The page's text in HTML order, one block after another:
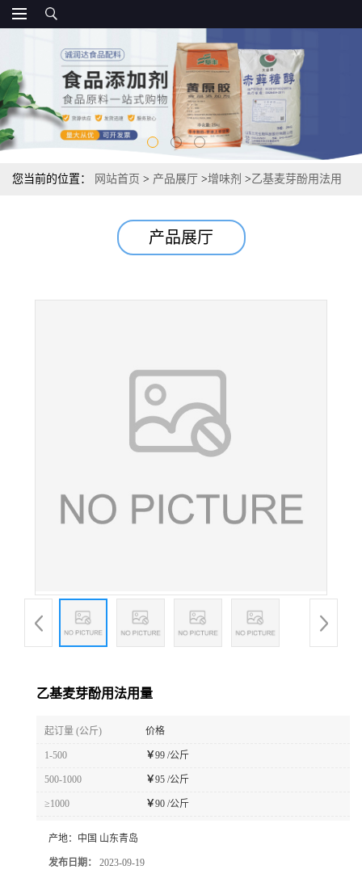
您当前的位置： 网站首页 > 产品展厅 >增味剂 >乙基麦芽酚用法用
产品展厅
乙基麦芽酚用法用量
起订量 (公斤) 价格
1-500 ￥99 /公斤
500-1000 ￥95 /公斤
≥1000 ￥90 /公斤
产地： 中国 山东青岛
发布日期： 2023-09-19